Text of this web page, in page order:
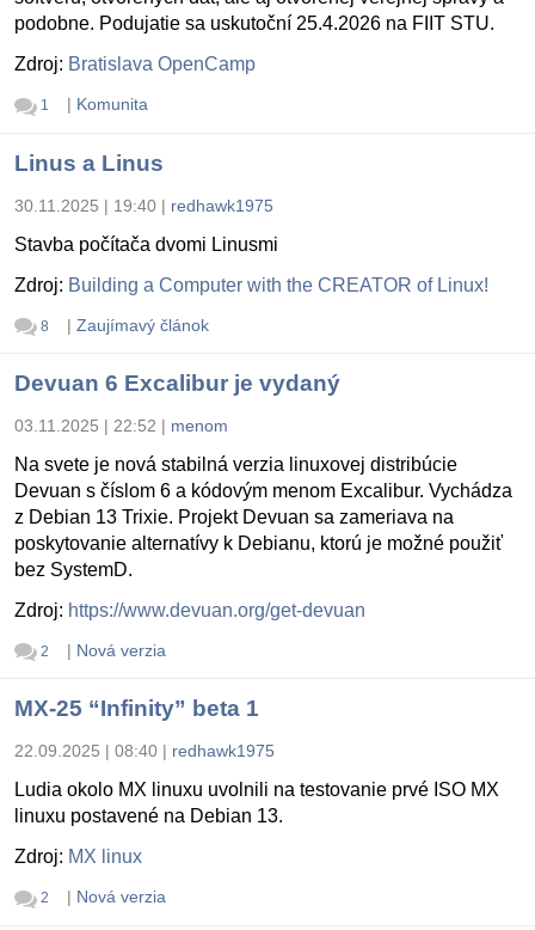
podobne. Podujatie sa uskutoční 25.4.2026 na FIIT STU.
Zdroj: Bratislava OpenCamp
1 | Komunita
Linus a Linus
30.11.2025 | 19:40 | redhawk1975
Stavba počítača dvomi Linusmi
Zdroj: Building a Computer with the CREATOR of Linux!
8 | Zaujímavý článok
Devuan 6 Excalibur je vydaný
03.11.2025 | 22:52 | menom
Na svete je nová stabilná verzia linuxovej distribúcie
Devuan s číslom 6 a kódovým menom Excalibur. Vychádza
z Debian 13 Trixie. Projekt Devuan sa zameriava na
poskytovanie alternatívy k Debianu, ktorú je možné použiť
bez SystemD.
Zdroj: https://www.devuan.org/get-devuan
2 | Nová verzia
MX-25 “Infinity” beta 1
22.09.2025 | 08:40 | redhawk1975
Ludia okolo MX linuxu uvolnili na testovanie prvé ISO MX
linuxu postavené na Debian 13.
Zdroj: MX linux
2 | Nová verzia